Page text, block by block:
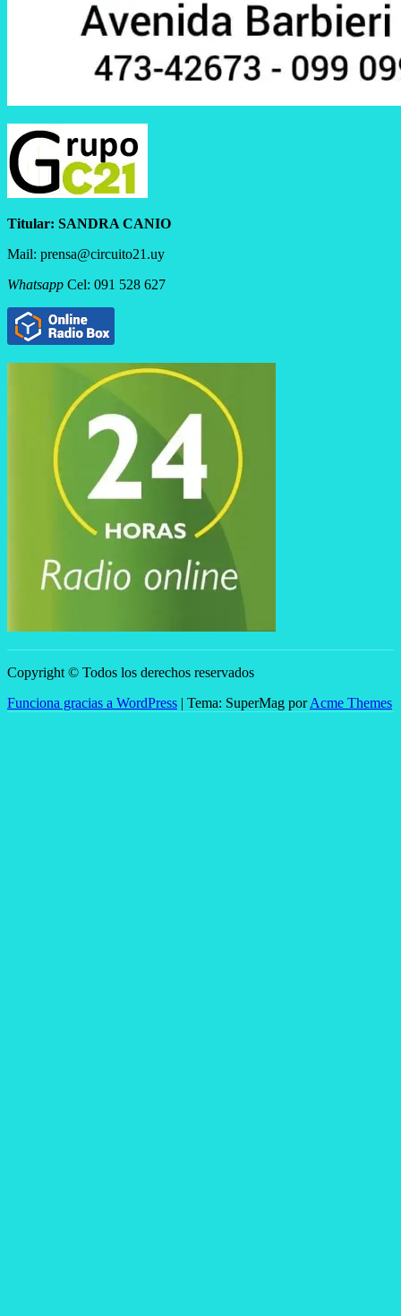
Titular: SANDRA CANIO
Mail: prensa@circuito21.uy
Whatsapp Cel: 091 528 627
Copyright © Todos los derechos reservados
Funciona gracias a WordPress | Tema: SuperMag porAcme Themes